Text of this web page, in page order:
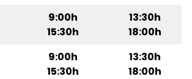
9:00h
15:30h
13:30h
18:00h
9:00h
15:30h
13:30h
18:00h